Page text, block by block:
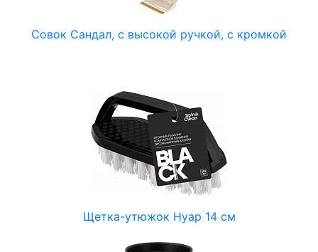
Совок Сандал, с высокой ручкой, с кромкой
Щетка-утюжок Нуар 14 см